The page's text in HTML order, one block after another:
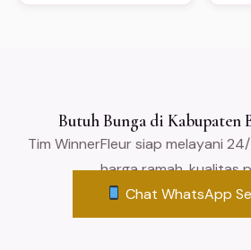
Butuh Bunga di
Tim WinnerFleur siap melayani
harga ramah, kualitas
Chat WhatsApp